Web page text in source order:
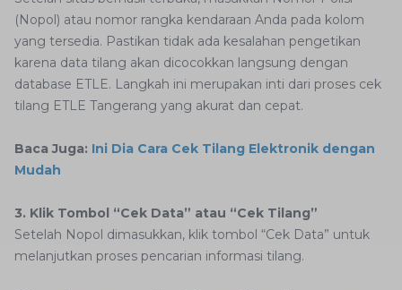
(Nopol) atau nomor rangka kendaraan Anda pada kolom
yang tersedia. Pastikan tidak ada kesalahan pengetikan
karena data tilang akan dicocokkan langsung dengan
database ETLE. Langkah ini merupakan inti dari proses cek
tilang ETLE Tangerang yang akurat dan cepat.
Baca Juga: Ini Dia Cara Cek Tilang Elektronik dengan
Mudah
3. Klik Tombol “Cek Data” atau “Cek Tilang”
Setelah Nopol dimasukkan, klik tombol “Cek Data” untuk
melanjutkan proses pencarian informasi tilang.